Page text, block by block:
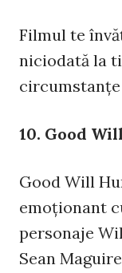
Filmul te
niciodată la
10. Good
Good Will
emoţionant
personaje
Sean